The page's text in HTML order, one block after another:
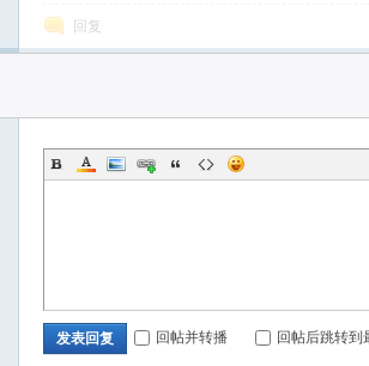
回复
发表回复 回帖并转播 回帖后跳转到